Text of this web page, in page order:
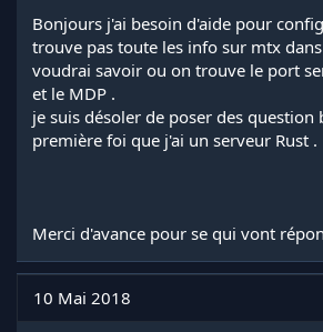
d
e
l
a
d
i
s
s
i
o
t
Bonjours j'ai besoin d'aide pour
trouve pas toute les info sur mtx
voudrai savoir ou on trouve le port
et le MDP .
je suis désoler de poser des question
première foi que j'ai un serveur Rust .
Merci d'avance pour se qui vont
10 Mai 2018